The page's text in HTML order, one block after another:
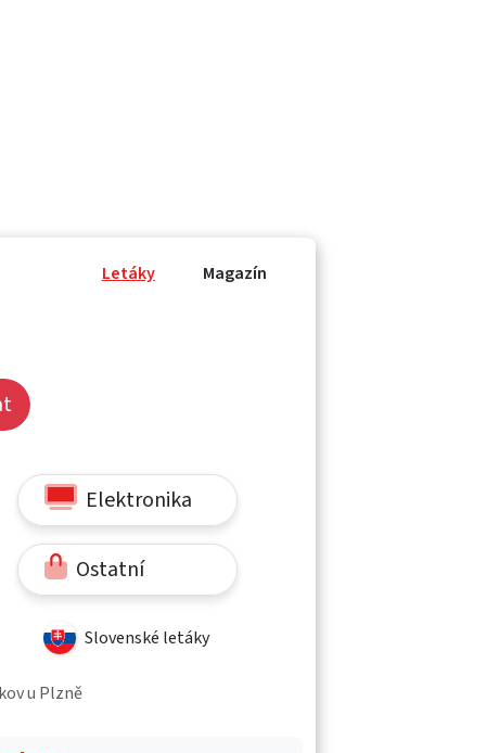
Letáky Magazín
Elektronika
Ostatní
Slovenské letáky
u Plzně